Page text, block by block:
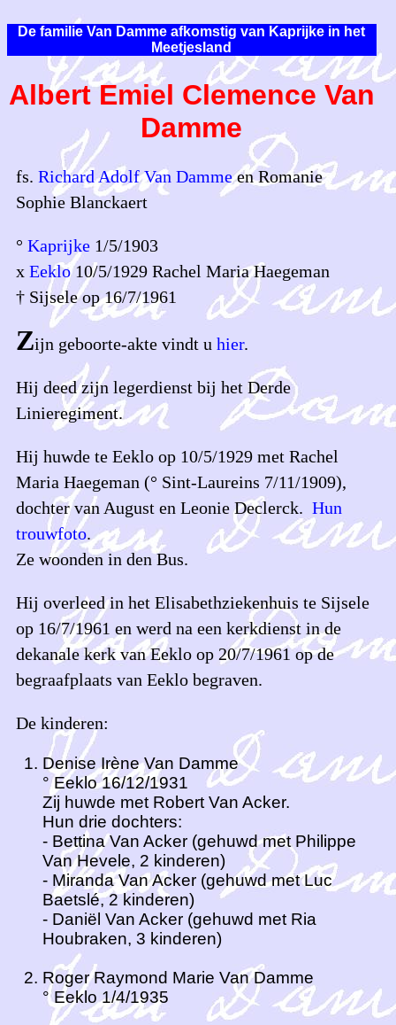
De familie Van Damme afkomstig van Kaprijke in het
Meetjesland
Albert Emiel Clemence Van
Damme
fs. Richard Adolf Van Dammeen Romanie
Sophie Blanckaert
° Kaprijke 1/5/1903
x Eeklo10/5/1929 Rachel Maria Haegeman
† Sijsele op 16/7/1961
Zijn geboorte-akte vindt u hier.
Hij deed zijn legerdienst bij het Derde
Linieregiment.
Hij huwde te Eeklo op 10/5/1929 met Rachel
Maria Haegeman (° Sint-Laureins 7/11/1909),
dochter van August en Leonie Declerck. Hun
trouwfoto.
Ze woonden in den Bus.
Hij overleed in het Elisabethziekenhuis te Sijsele
op 16/7/1961 en werd na een kerkdienst in de
dekanale kerk van Eeklo op 20/7/1961 op de
begraafplaats van Eeklo begraven.
De kinderen:
Denise Irène Van Damme
° Eeklo 16/12/1931
Zij huwde met Robert Van Acker.
Hun drie dochters:
- Bettina Van Acker (gehuwd met Philippe
Van Hevele, 2 kinderen)
- Miranda Van Acker (gehuwd met Luc
Baetslé, 2 kinderen)
- Daniël Van Acker (gehuwd met Ria
Houbraken, 3 kinderen)
Roger Raymond Marie Van Damme
° Eeklo 1/4/1935